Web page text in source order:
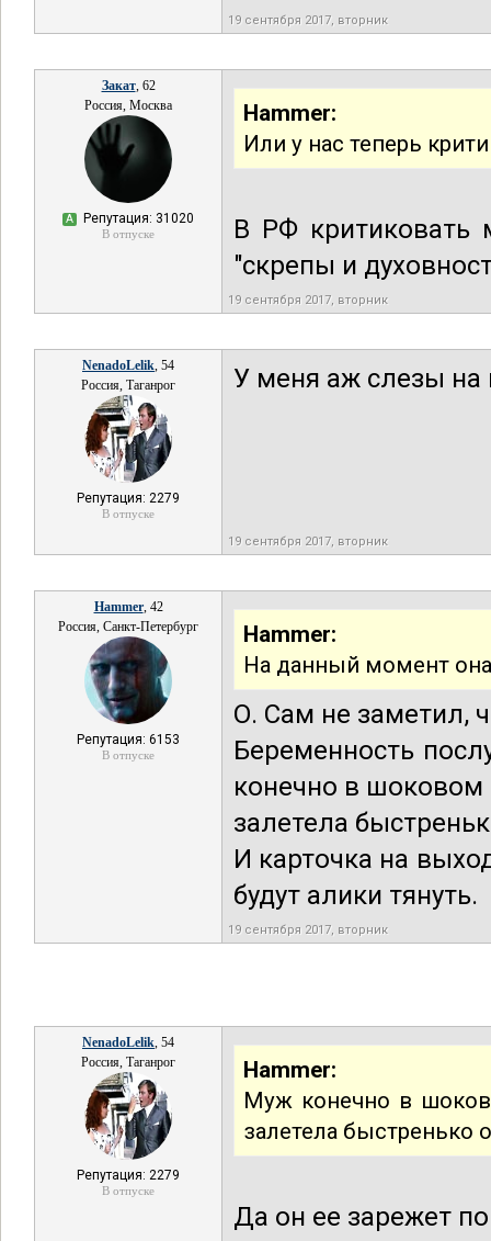
19 сентября 2017, вторник
Закат, 62
Россия, Москва
А Репутация: 31020
В отпуске
Hammer:
Или у нас теперь
В РФ критиковать
"скрепы и
19 сентября 2017, вторник
NenadoLelik, 54
Россия, Таганрог
Репутация: 2279
В отпуске
У меня аж слезы на
19 сентября 2017, вторник
Hammer, 42
Россия, Санкт-Петербург
Репутация: 6153
В отпуске
Hammer:
На данный момент
О. Сам не заметил,
Беременность
конечно в шоковом
залетела
И карточка на
будут алики тянуть.
19 сентября 2017, вторник
NenadoLelik, 54
Россия, Таганрог
Репутация: 2279
В отпуске
Hammer:
Муж конечно в
залетела быстренько
Да он ее зарежет